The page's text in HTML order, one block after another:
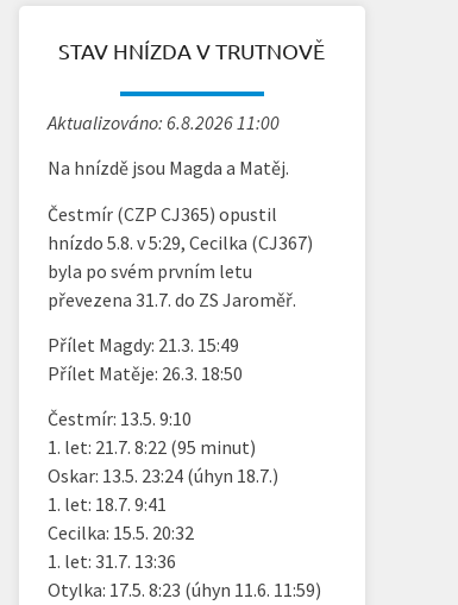
STAV HNÍZDA V TRUTNOVĚ
Aktualizováno: 6.8.2026 11:00
Na hnízdě jsou Magda a Matěj.
Čestmír (CZP CJ365) opustil
hnízdo 5.8. v 5:29, Cecilka (CJ367)
byla po svém prvním letu
převezena 31.7. do ZS Jaroměř.
Přílet Magdy: 21.3. 15:49
Přílet Matěje: 26.3. 18:50
Čestmír: 13.5. 9:10
1. let: 21.7. 8:22 (95 minut)
Oskar: 13.5. 23:24 (úhyn 18.7.)
1. let: 18.7. 9:41
Cecilka: 15.5. 20:32
1. let: 31.7. 13:36
Otylka: 17.5. 8:23 (úhyn 11.6. 11:59)